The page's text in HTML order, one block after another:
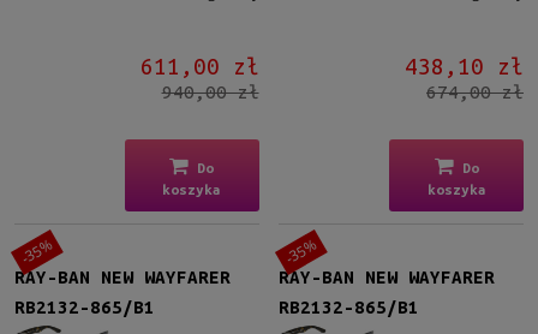
611,00 zł
940,00 zł
Do
koszyka
438,10 zł
674,00 zł
Do
koszyka
RAY-BAN NEW WAYFARER
RB2132-865/B1
-35%
RAY-BAN NEW WAYFARER
RB2132-865/B1
-35%